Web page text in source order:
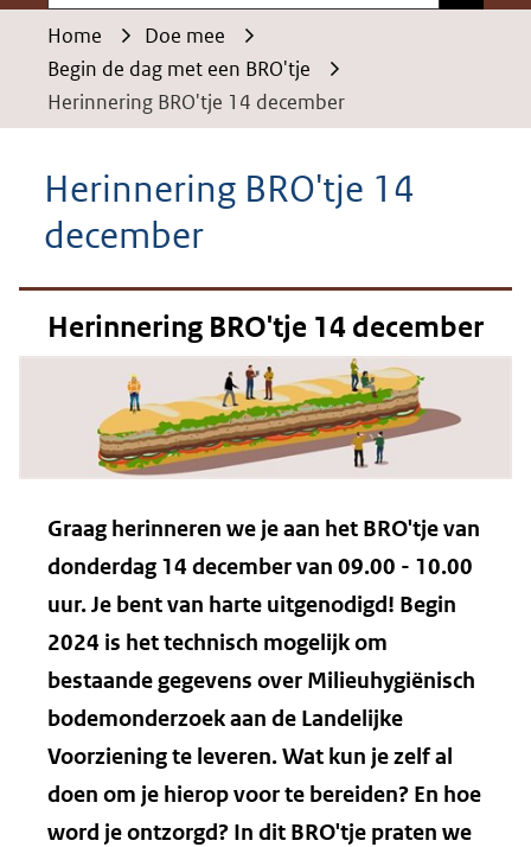
Home
Doe mee
Begin de dag met een BRO'tje
Herinnering BRO'tje 14 december
Herinnering BRO'tje 14
december
Herinnering BRO'tje 14 december
Graag herinneren we je aan het BRO'tje van
donderdag 14 december van 09.00 - 10.00
uur. Je bent van harte uitgenodigd! Begin
2024 is het technisch mogelijk om
bestaande gegevens over Milieuhygiënisch
bodemonderzoek aan de Landelijke
Voorziening te leveren. Wat kun je zelf al
doen om je hierop voor te bereiden? En hoe
word je ontzorgd? In dit BRO'tje praten we